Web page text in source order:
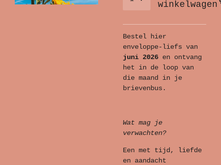
winkelwagen
Bestel hier
enveloppe-liefs van
juni 2026 en ontvang
het in de loop van
die maand in je
brievenbus.
Wat mag je
verwachten?
Een met tijd, liefde
en aandacht